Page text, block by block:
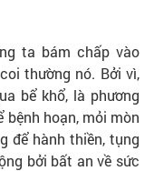
ta bám chấp vào
thường nó. Bởi vì,
bể khổ, là phương
hoạn, mỏi mòn
để hành thiền, tụng
bởi bất an về sức